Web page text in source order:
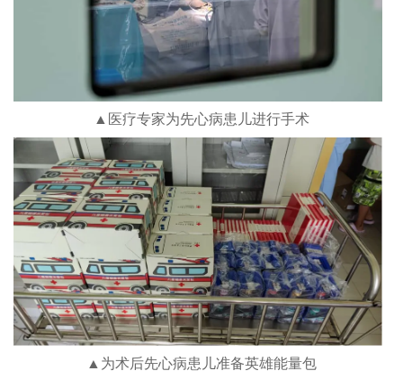
▲医疗专家为先心病患儿进行手术
▲为术后先心病患儿准备英雄能量包